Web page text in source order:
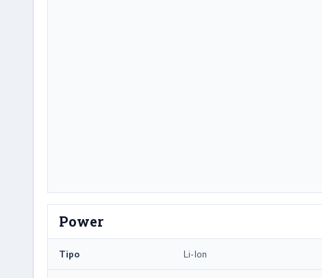
Power
Tipo Li-Ion